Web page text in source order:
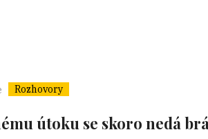
Rozhovory
útoku se skoro nedá